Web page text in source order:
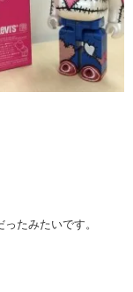
たみたいです。